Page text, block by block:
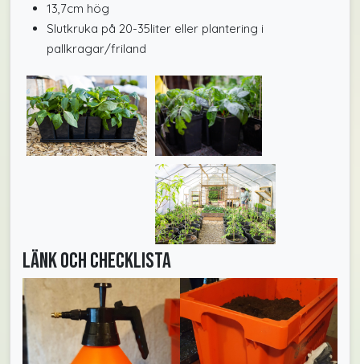
13,7cm hög
Slutkruka på 20-35liter eller plantering i
pallkragar/friland
Länk och checklista